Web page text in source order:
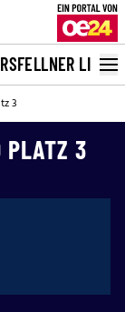
FELLNER LIVE
3
PLATZ 3